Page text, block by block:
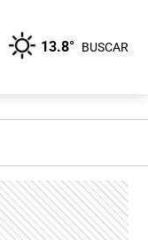
13.8° BUSCAR